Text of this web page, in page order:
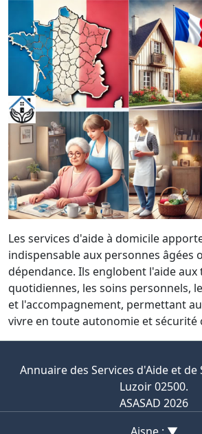
Les services d'aide à domicile
indispensable aux personnes âgées
dépendance. Ils englobent l'aide aux
quotidiennes, les soins personnels,
et l'accompagnement, permettant
vivre en toute autonomie et sécurité
Annuaire des Services d'Aide et de
Luzoir 02500.
ASASAD 2026